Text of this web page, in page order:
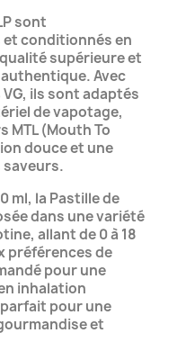
sont
conditionnés en
supérieure et
Avec
VG, ils sont adaptés
de vapotage,
MTL (Mouth To
douce et une
ml, la Pastille de
dans une variété
allant de 0 à 18
préférences de
pour une
inhalation
pour une
et